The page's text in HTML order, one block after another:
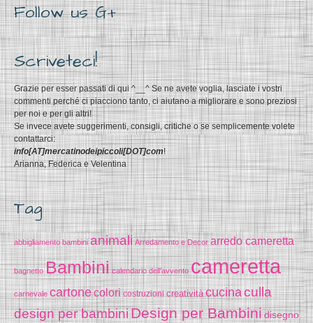
Follow us G+
Scriveteci!
Grazie per esser passati di qui ^__^ Se ne avete voglia, lasciate i vostri
commenti perché ci piacciono tanto, ci aiutano a migliorare e sono preziosi
per noi e per gli altri!
Se invece avete suggerimenti, consigli, critiche o se semplicemente volete
contattarci:
info[AT]mercatinodeipiccoli[DOT]com!
Arianna, Federica e Velentina
Tag
abbigliamento bambini animali Arredamento e Decor arredo cameretta
bagnetto Bambini calendario dell'avvento cameretta
carnevale cartonecolori costruzioni creatività cucinaculla
design per bambiniDesign per Bambinidisegno